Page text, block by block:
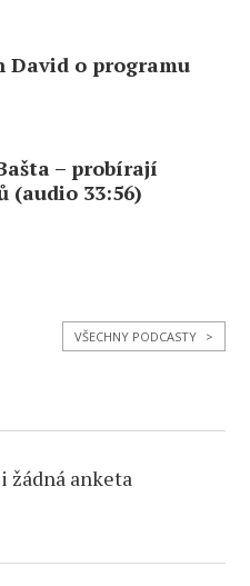
David o programu
– probírají
(audio 33:56)
VŠECHNY PODCASTY >
žádná anketa